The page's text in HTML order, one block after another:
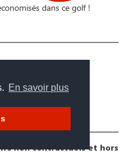
En savoir plus
dans ce golf !
non contractuels et hors